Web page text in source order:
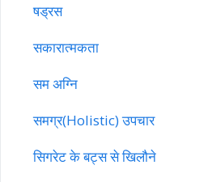
षड्रस
सकारात्मकता
सम अग्नि
समग्र(Holistic) उपचार
सिगरेट के बट्स से खिलौने